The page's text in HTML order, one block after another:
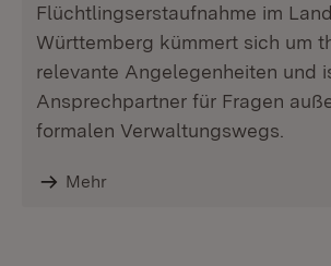
Flüchtlingserstaufnahme im
Württemberg kümmert sich um
relevante Angelegenheiten und
Ansprechpartner für Fragen
formalen Verwaltungswegs.
Mehr